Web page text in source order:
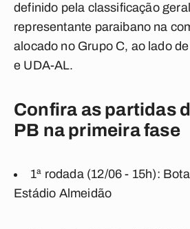
definido pela classificação
representante paraibano na
alocado no Grupo C, ao lado
e UDA-AL.
Confira as partidas
PB na primeira fase
1ª rodada (12/06 - 15h):
Estádio Almeidão